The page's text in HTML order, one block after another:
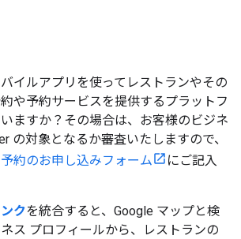
イルアプリを使ってレストランやその
や予約サービスを提供するプラットフ
ますか？その場合は、お客様のビジネ
の対象となるか審査いたしますので、
約のお申し込みフォーム
にご記入
クを統合すると、Google マップと検
ス プロフィールから、レストランの